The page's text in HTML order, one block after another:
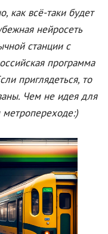
как всё-таки будет
нейросеть
станции с
программа
приглядеться, то
Чем не идея для